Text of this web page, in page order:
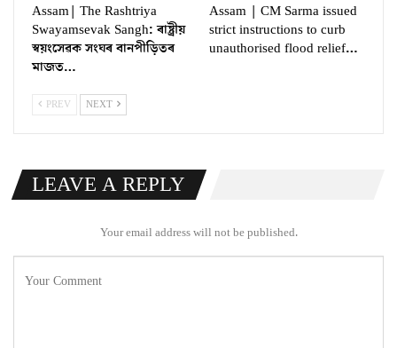
Assam| The Rashtriya
Swayamsevak Sangh: ৰাষ্ট্ৰীয়
স্বয়ংসেৱক সংঘৰ বানপীড়িতৰ
মাজত…
Assam | CM Sarma issued
strict instructions to curb
unauthorised flood relief…
PREV NEXT
LEAVE A REPLY
Your email address will not be published.